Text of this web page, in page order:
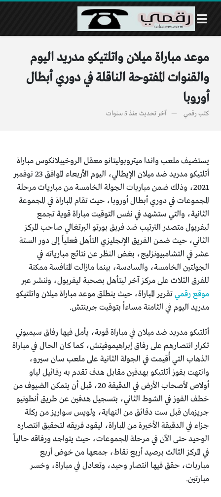
موعد مباراة ميلان واتلتيكو مدريد اليوم
والقنوات المفتوحة الناقلة في دوري أبطال
أوروبا
كتب رقمي آخر تحديث منذ 5 سنوات
يستضيف ملعب واندا ميتروبوليتانو معقل الروخيبلانكوس مباراة
أتلتيكو مدريد ضد ميلان الإيطالي، اليوم الأربعاء الموافق 23 نوفمبر
2021، وذلك ضمن مباريات الجولة الخامسة من مباريات مرحلة
المجموعات في دوري أبطال أوروبا، حيث تقام المباراة في المجموعة
الثانية، والتي ستشهد في نفس التوقيت مباراة قوية تجمع
ليفربول متصدر الترتيب ضد فريق بورتو البرتغالي صاحب المركز
الثاني، حيث ضمن الفريق الإنجليزي التأهل فعلياً إلى دور الستة
عشر في التشامبيونزليج، بغض النظر عن نتائج مبارياته في
الجولتين الخامسة، والسادسة، بينما مازالت المنافسة ممكنة
للفرق الثلاث على مركز آخر ليتأهل بصحبة ليفربول، وننشر عبر
موقع رقميتقرير المباراة، حيث ينطلق موعد مباراة ميلان واتلتيكو
مدريد اليوم في الثامنة مساءاً بتوقيت جرينتش.
أتلتيكو مدريد ضد ميلان في مباراة قوية، يأمل فيها رفاق سيميوني
تكرار انتصارهم على رفاق إبراهيموفيتش، كما كان الحال في مباراة
الذهاب التي أُقيمت في الجولة الثانية على ملعب سان سيرو،
وانتهت بفوز أتلتيكو بهدفين مقابل هدف تقدم به رفائيل لياو
أولاص لأصحاب الأرض في الدقيقة 20، قبل أن يتمكن الضيوف من
خطف الفوز في الشوط الثاني، بتسجيل هدفين عن طريق أنطونيو
جريزمان قبل ست دقائق من النهاية، ولويس سواريز من ركلة
جزاء في الدقيقة الأخيرة من المباراة، ليقود فريقه لتحقيق انتصاره
الوحيد حتى الآن في مرحلة المجموعات، حيث يتواجد ورفاقه حالياً
في المركز الثالث برصيد أربع نقاط، جمعها من خوض أربع
مباريات، حقق فيها انتصار وحيد، وتعادل في مباراة، وخسر
مبارتين.